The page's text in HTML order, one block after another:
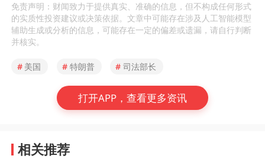
免责声明：财闻致力于提供真实、准确的信息，但不构成任何形式
的实质性投资建议或决策依据。文章中可能存在涉及人工智能模型
辅助生成或分析的信息，可能存在一定的偏差或遗漏，请自行判断
并核实。
# 美国 # 特朗普 # 司法部长
打开APP，查看更多资讯
相关推荐